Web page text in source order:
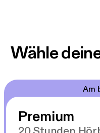
Wähle
Am
Premium